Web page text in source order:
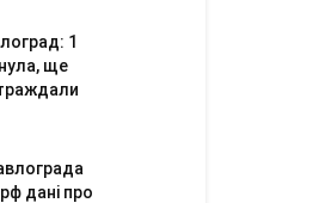
1
ще
дані про